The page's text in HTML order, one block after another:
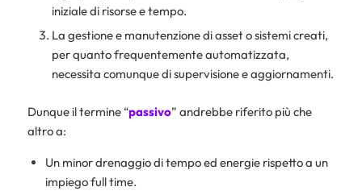
iniziale di risorse e tempo.
La gestione e manutenzione di asset o sistemi creati,
per quanto frequentemente automatizzata,
necessita comunque di supervisione e aggiornamenti.
Dunque il termine “passivo” andrebbe riferito più che
altro a:
Un minor drenaggio di tempo ed energie rispetto a un
impiego full time.